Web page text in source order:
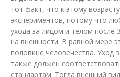
тот факт, что к этому
экспериментов, потому что
ухода за лицом и телом после
на внешности. В равной мере
половине человечества. Уход
также должен
стандартам. Тогда внешний